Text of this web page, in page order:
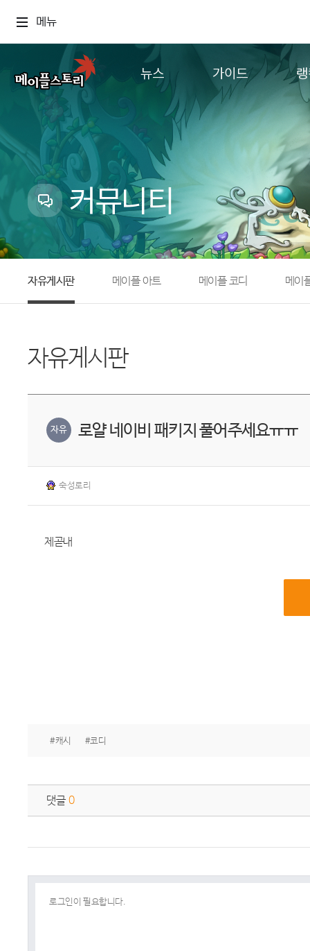
메뉴
뉴스
업데이트
이벤트
캐시샵 공지
메이플 알림판
with maple
가이드
추가정보
컨텐
커뮤니티
자유게시판 메이플 아트 메이플 코디 메이
자유게시판
자유 로얄 네이비 패키지 풀어주세요ㅠㅠ
숙성로리
제곧내
#캐시 #코디
댓글 0